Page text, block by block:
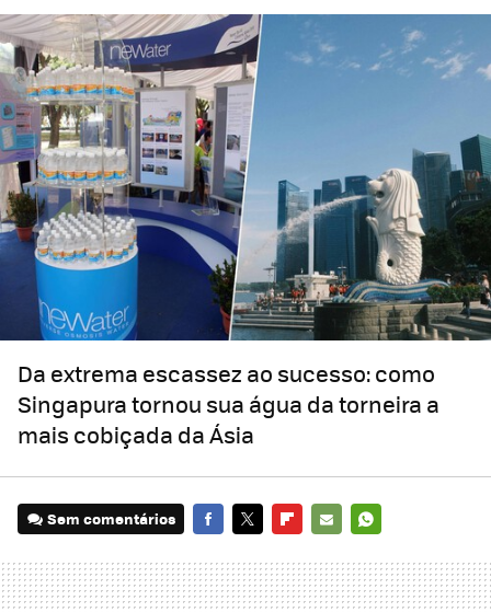
Da extrema escassez ao sucesso: como
Singapura tornou sua água da torneira a
mais cobiçada da Ásia
Sem comentários
MAIL